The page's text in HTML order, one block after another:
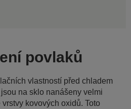
povlaků
vlastností před chladem
na sklo nanášeny velmi
kovových oxidů. Toto